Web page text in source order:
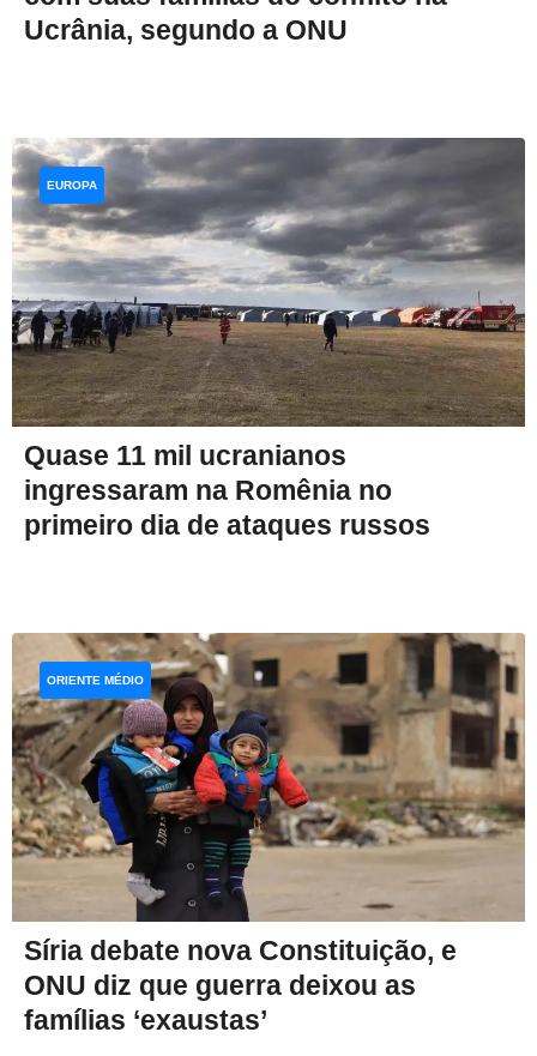
Ucrânia, segundo a ONU
Quase 11 mil ucranianos
ingressaram na Romênia no
primeiro dia de ataques russos
EUROPA
Síria debate nova Constituição, e
ONU diz que guerra deixou as
famílias ‘exaustas’
ORIENTE MÉDIO